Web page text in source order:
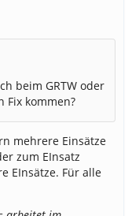
beim GRTW oder
Fix kommen?
mehrere Einsätze
zum EInsatz
EInsätze. Für alle